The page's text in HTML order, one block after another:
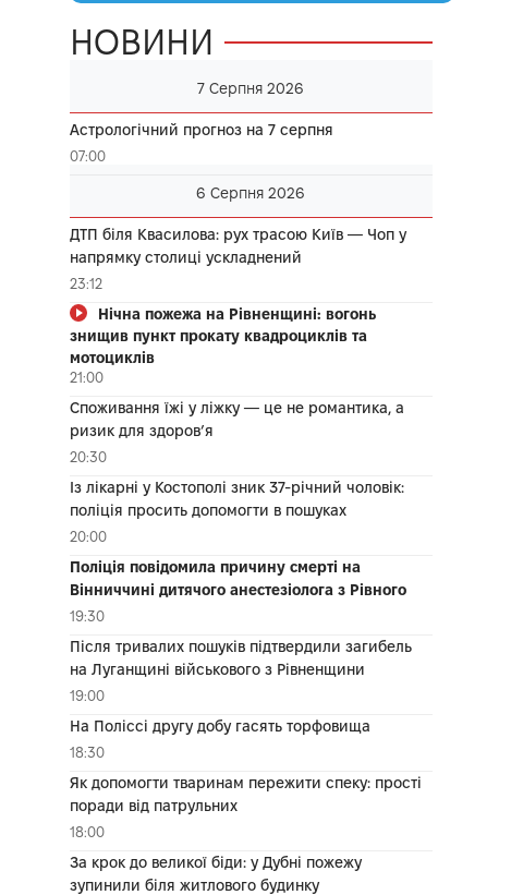
НОВИНИ
7 Серпня 2026
Астрологічний прогноз на 7 серпня
07:00
6 Серпня 2026
ДТП біля Квасилова: рух трасою Київ — Чоп у
напрямку столиці ускладнений
23:12
Нічна пожежа на Рівненщині: вогонь
знищив пункт прокату квадроциклів та
мотоциклів
21:00
Споживання їжі у ліжку — це не романтика, а
ризик для здоров’я
20:30
Із лікарні у Костополі зник 37-річний чоловік:
поліція просить допомогти в пошуках
20:00
Поліція повідомила причину смерті на
Вінниччині дитячого анестезіолога з Рівного
19:30
Після тривалих пошуків підтвердили загибель
на Луганщині військового з Рівненщини
19:00
На Поліссі другу добу гасять торфовища
18:30
Як допомогти тваринам пережити спеку: прості
поради від патрульних
18:00
За крок до великої біди: у Дубні пожежу
зупинили біля житлового будинку